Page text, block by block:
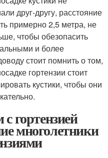
друг-другу, расстояние
примерно 2,5 метра, не
чтобы обезопасить
и более
стоит помнить о том,
гортензии стоит
кустики, чтобы они
гортензией
многолетники